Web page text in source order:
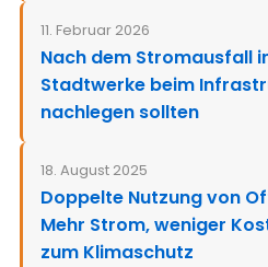
11. Februar 2026
Nach dem Stromausfall
Stadtwerke beim
nachlegen sollten
18. August 2025
Doppelte Nutzung von
Mehr Strom, weniger
zum Klimaschutz